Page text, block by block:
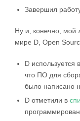
Завершил
Ну и, конечно, мой
мире D, Open
D используется
что ПО для
было написано
D отметили в